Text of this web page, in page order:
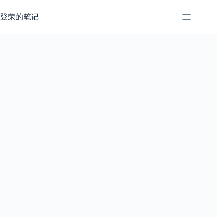
过
登荣的笔记